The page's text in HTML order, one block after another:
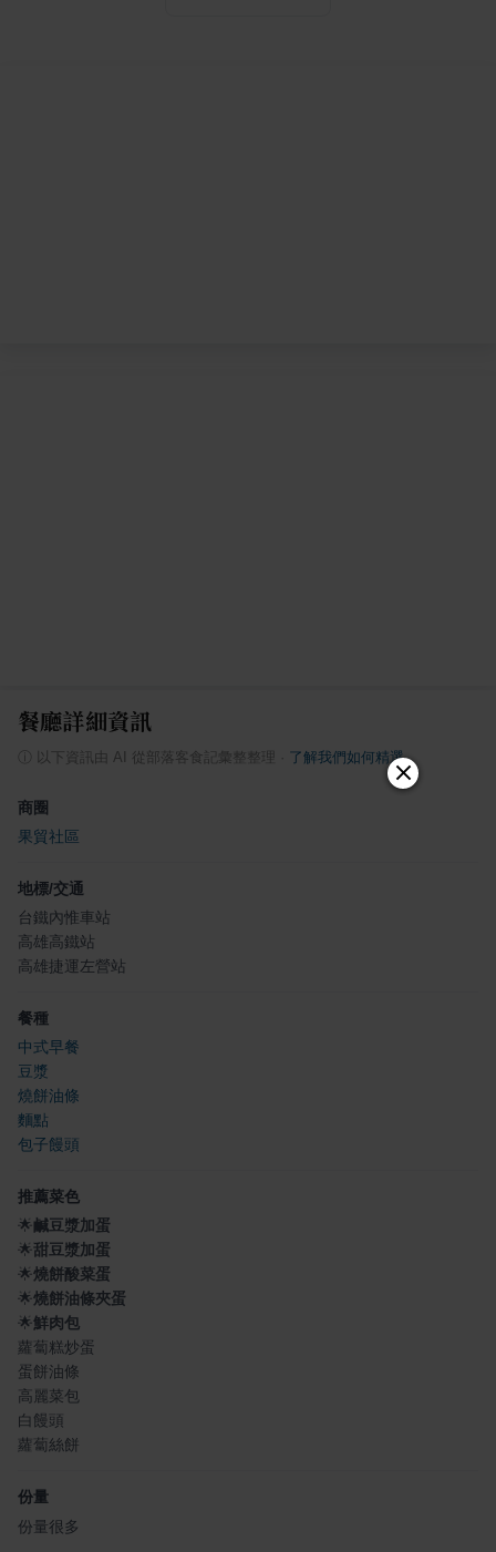
餐廳詳細資訊
ⓘ 以下資訊由 AI 從部落客食記彙整整理 了解我們如何精選
商圈
果貿社區
地標/交通
台鐵內惟車站
高雄高鐵站
高雄捷運左營站
餐種
中式早餐
豆漿
燒餅油條
麵點
包子饅頭
推薦菜色
🌟鹹豆漿加蛋
🌟甜豆漿加蛋
🌟燒餅酸菜蛋
🌟燒餅油條夾蛋
🌟鮮肉包
蘿蔔糕炒蛋
蛋餅油條
高麗菜包
白饅頭
蘿蔔絲餅
份量
份量很多